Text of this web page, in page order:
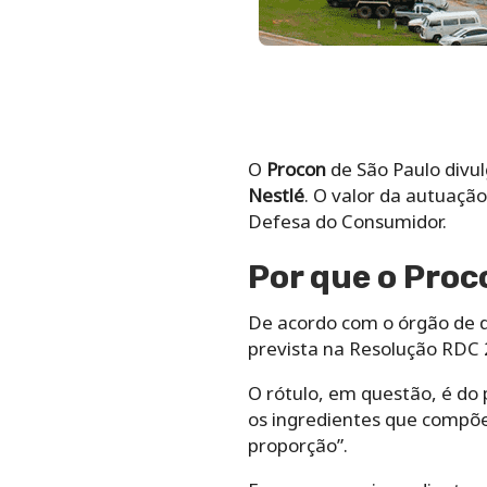
O Procon de São Paulo
Nestlé. O valor da
Defesa do Consumidor.
Por que o
De acordo com o órgão de
prevista na Resolução
O rótulo, em questão, é
os ingredientes que
proporção”.